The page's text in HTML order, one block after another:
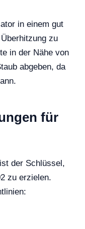
in einem gut
zu
in der Nähe von
abgeben, da
für
der Schlüssel,
zu erzielen.